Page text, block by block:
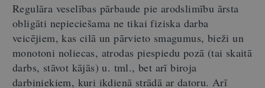
Regulāra veselības pārbaude pie arodslimību ārsta
obligāti nepieciešama ne tikai fiziska darba
veicējiem, kas cilā un pārvieto smagumus, bieži un
monotoni noliecas, atrodas piespiedu pozā (tai skaitā
darbs, stāvot kājās) u. tml., bet arī biroja
darbiniekiem, kuri ikdienā strādā ar datoru. Arī